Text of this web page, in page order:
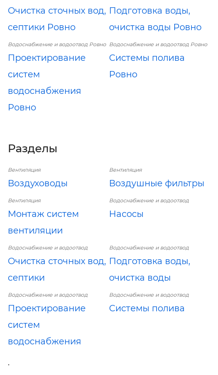
Очистка сточных вод,
септики Ровно
Подготовка воды,
очистка воды Ровно
Водоснабжение и водоотвод Ровно
Проектирование
систем
водоснабжения
Ровно
Водоснабжение и водоотвод Ровно
Системы полива
Ровно
Разделы
Вентиляция
Воздуховоды
Вентиляция
Воздушные фильтры
Вентиляция
Монтаж систем
вентиляции
Водоснабжение и водоотвод
Насосы
Водоснабжение и водоотвод
Очистка сточных вод,
септики
Водоснабжение и водоотвод
Подготовка воды,
очистка воды
Водоснабжение и водоотвод
Проектирование
систем
водоснабжения
Водоснабжение и водоотвод
Системы полива
.